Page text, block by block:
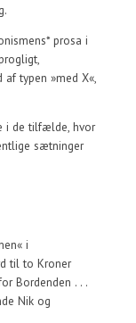
prosa i
typen »med X«,
i de tilfælde, hvor
sætninger
i
til to Kroner
Bordenden . . .
Nik og